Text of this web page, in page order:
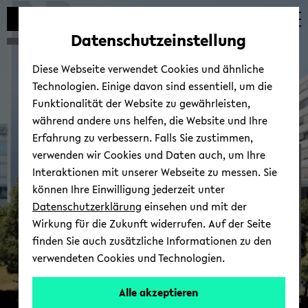
Automatische
vermeiden
zum
wechseln
zum
wechseln
zum
wechseln
Pod­cast
© Uni­ver­si­tät Bie­le­feld
Datenschutzeinstellung
Diese Webseite verwendet Cookies und ähnliche
Technologien. Einige davon sind essentiell, um die
Funktionalität der Website zu gewährleisten,
während andere uns helfen, die Website und Ihre
Erfahrung zu verbessern. Falls Sie zustimmen,
verwenden wir Cookies und Daten auch, um Ihre
Interaktionen mit unserer Webseite zu messen. Sie
können Ihre Einwilligung jederzeit unter
Datenschutzerklärung einsehen und mit der
Wirkung für die Zukunft widerrufen. Auf der Seite
finden Sie auch zusätzliche Informationen zu den
verwendeten Cookies und Technologien.
Alle akzeptieren